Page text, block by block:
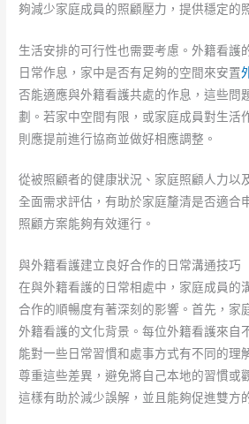
夠減少家庭成員的照顧壓力，提供穩定的
生活安排的可行性也需要考慮。外籍看護
日常作息，家中是否有足夠的空間來安置
否能適應與外籍看護共處的作息，這些問
劃。若家中空間有限，或家庭成員對生活
則應提前進行協商並做好相應調整。
從被照顧者的健康狀況、家庭照顧人力以
全面需求評估，有助於家庭釐清是否適合
照顧方案能夠有效運行。
與外籍看護建立良好合作的日常溝通技巧
在與外籍看護的日常相處中，家庭成員的
合作的順暢度有著深刻的影響。首先，家
外籍看護的文化背景。每位外籍看護來自
能對一些日常習慣和處事方式有不同的理
尊重這些差異，避免將自己本地的習慣或
這樣有助於減少誤解，並且能夠促進雙方